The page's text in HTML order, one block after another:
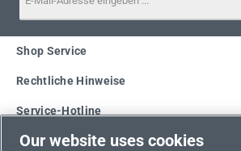
Service-Hotline
Shop Service
Rechtliche Hinweise
Unsere Vorteile
Our website uses cookies